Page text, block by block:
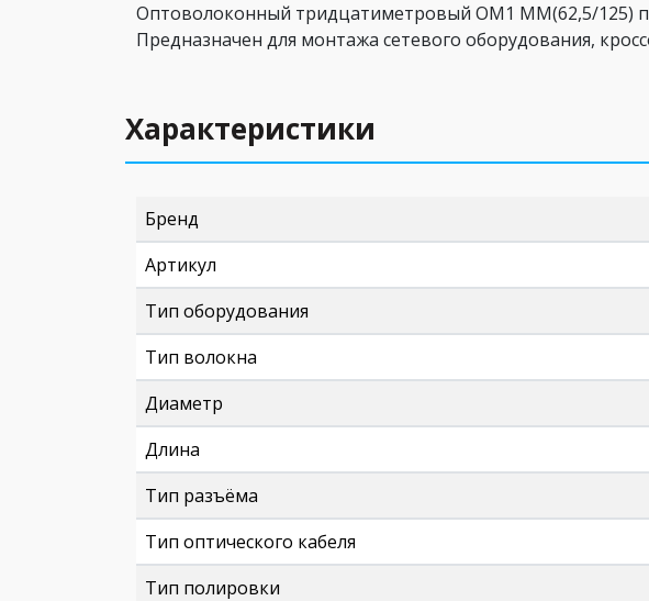
Оптоволоконный тридцатиметровый OM1 ММ(62,5/125)
Предназначен для монтажа сетевого оборудования,
Характеристики
Бренд
Артикул
Тип оборудования
Тип волокна
Диаметр
Длина
Тип разъёма
Тип оптического кабеля
Тип полировки